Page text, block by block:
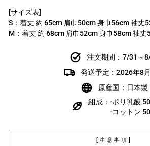
[サイズ表]
S：着丈 約 65cm 肩巾50cm 身巾56cm 袖丈
M：着丈 約 68cm 肩巾52cm 身巾58cm 袖丈
注文期間：7/31～
発送予定：2026年8
原産国：日本製
組成：-ポリ乳酸
-コットン 50
[注意事項]